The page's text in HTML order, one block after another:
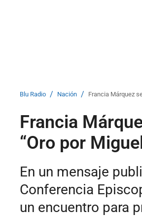
Blu Radio / Nación / Francia Márquez
Francia
“Oro por
En un mensaje
Conferencia
un encuentro para